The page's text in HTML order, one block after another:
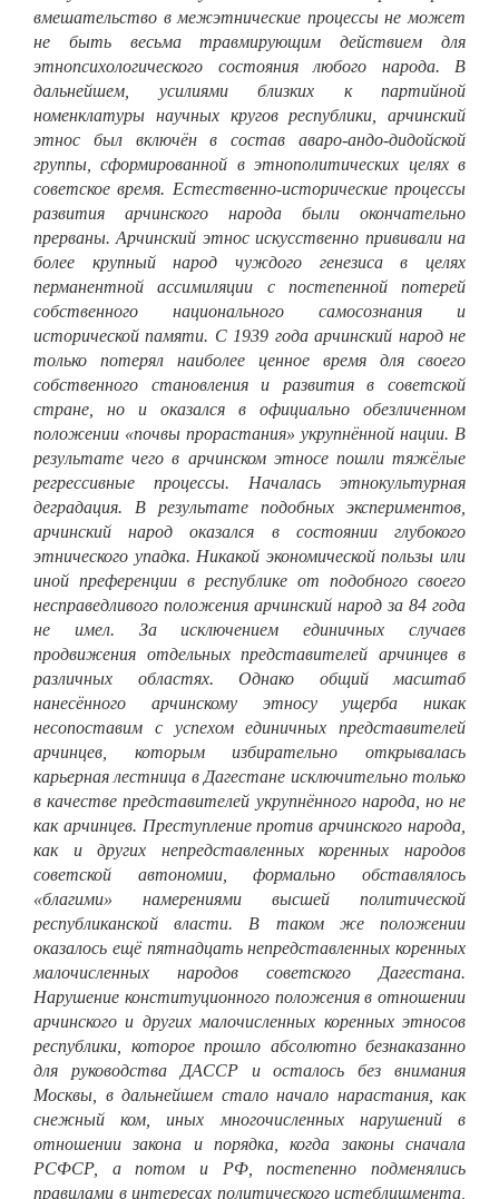
вмешательство в межэтнические процессы не может
не быть весьма травмирующим действием для
этнопсихологического состояния любого народа. В
дальнейшем, усилиями близких к партийной
номенклатуры научных кругов республики, арчинский
этнос был включён в состав аваро-андо-дидойской
группы, сформированной в этнополитических целях в
советское время. Естественно-исторические процессы
развития арчинского народа были окончательно
прерваны. Арчинский этнос искусственно прививали на
более крупный народ чуждого генезиса в целях
перманентной ассимиляции с постепенной потерей
собственного национального самосознания и
исторической памяти. С 1939 года арчинский народ не
только потерял наиболее ценное время для своего
собственного становления и развития в советской
стране, но и оказался в официально обезличенном
положении «почвы прорастания» укрупнённой нации. В
результате чего в арчинском этносе пошли тяжёлые
регрессивные процессы. Началась этнокультурная
деградация. В результате подобных экспериментов,
арчинский народ оказался в состоянии глубокого
этнического упадка. Никакой экономической пользы или
иной преференции в республике от подобного своего
несправедливого положения арчинский народ за 84 года
не имел. За исключением единичных случаев
продвижения отдельных представителей арчинцев в
различных областях. Однако общий масштаб
нанесённого арчинскому этносу ущерба никак
несопоставим с успехом единичных представителей
арчинцев, которым избирательно открывалась
карьерная лестница в Дагестане исключительно только
в качестве представителей укрупнённого народа, но не
как арчинцев. Преступление против арчинского народа,
как и других непредставленных коренных народов
советской автономии, формально обставлялось
«благими» намерениями высшей политической
республиканской власти. В таком же положении
оказалось ещё пятнадцать непредставленных коренных
малочисленных народов советского Дагестана.
Нарушение конституционного положения в отношении
арчинского и других малочисленных коренных этносов
республики, которое прошло абсолютно безнаказанно
для руководства ДАССР и осталось без внимания
Москвы, в дальнейшем стало начало нарастания, как
снежный ком, иных многочисленных нарушений в
отношении закона и порядка, когда законы сначала
РСФСР, а потом и РФ, постепенно подменялись
правилами в интересах политического истеблишмента,